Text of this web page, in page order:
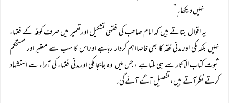
نہیں دیکھا۔ٍ”
یہ اقوال بتاتے ہیں کہ امام صاحب کی فقہی تشکیل اورتعمیر میں صرف کوفہ کے فقہاء
نہیں بلکہ مکی اورمدنی فقہ کا بھی خاصااہم کردار رہاہے اوراس کا سب سے معتبر اور مستحکم
ثبوت کتاب الآثار سے ہی ملتاہے ، جس میں وہ جابجا مکی اورمدنی فقہاء کی آراء سے استشہاد
کرتے نظرآتے ہیں، تفصیل آگے آئے گی۔